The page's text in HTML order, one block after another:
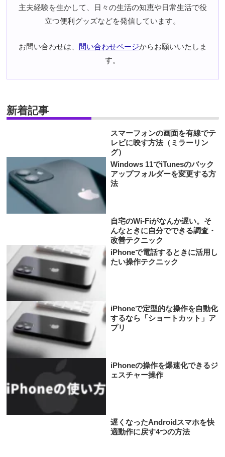
主夫経験を生かして、日々の生活の知恵や日常生活で役
立つ便利グッズなどを発信しています。
お問い合わせは、 問い合わせページからお願いいたしま
す。
新着記事
スマーフォンの画面を有線でテ
レビに映す方法（ミラーリン
グ）
Windows 11でiTunesのバック
アップフォルダーを変更する方
法
自宅のWi-Fiがなんか遅い。そ
んなときに自分でできる調査・
改善テクニック
iPhoneで電話するときに活用し
たい操作テクニック
iPhoneで定型的な操作を自動化
するなら「ショートカット」ア
プリ
iPhoneの操作を爆速化できるジ
ェスチャー操作
遅くなったAndroidスマホを快
適動作に戻す4つの方法